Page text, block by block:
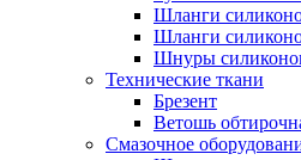
Шланги
Шланги
Шнуры
Технические ткани
Брезент
Ветошь
Смазочное